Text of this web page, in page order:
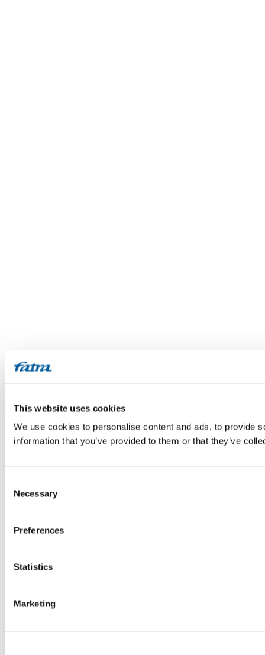
This website uses cookies
We use cookies to personalise content and ads, to provide
information that you’ve provided to them or that they’ve
Selection
Necessary
Preferences
Statistics
Marketing